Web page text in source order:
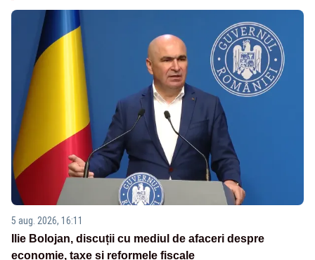
5 aug. 2026, 16:11
Ilie Bolojan, discuții cu mediul de afaceri despre
economie, taxe și reformele fiscale